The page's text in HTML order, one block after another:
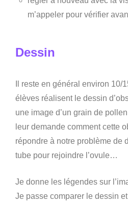
m’appeler pour vérifier
Dessin
Il reste en général environ 10/
élèves réalisent le dessin
une image d’un grain de
leur demande comment cette
répondre à notre problème de
tube pour rejoindre l’ovule…
Je donne les légendes sur
Je passe comparer le dessin